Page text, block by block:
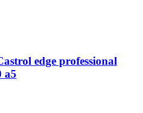
edge professional
a5